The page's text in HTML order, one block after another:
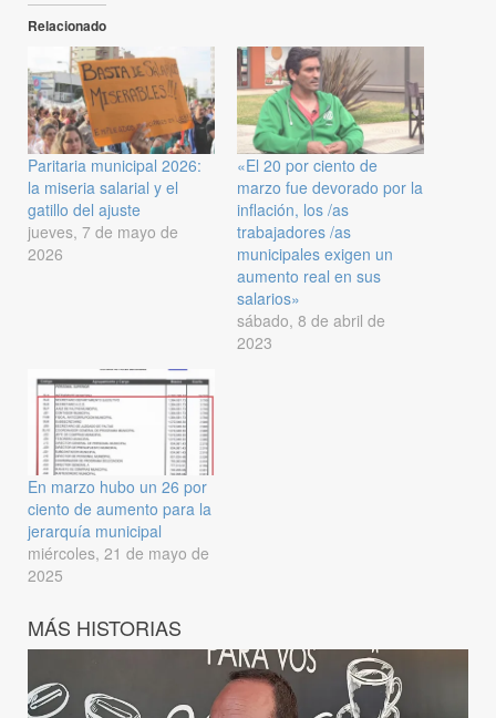
Relacionado
Paritaria municipal 2026:
la miseria salarial y el
gatillo del ajuste
jueves, 7 de mayo de
2026
«El 20 por ciento de
marzo fue devorado por la
inflación, los /as
trabajadores /as
municipales exigen un
aumento real en sus
salarios»
sábado, 8 de abril de
2023
En marzo hubo un 26 por
ciento de aumento para la
jerarquía municipal
miércoles, 21 de mayo de
2025
MÁS HISTORIAS